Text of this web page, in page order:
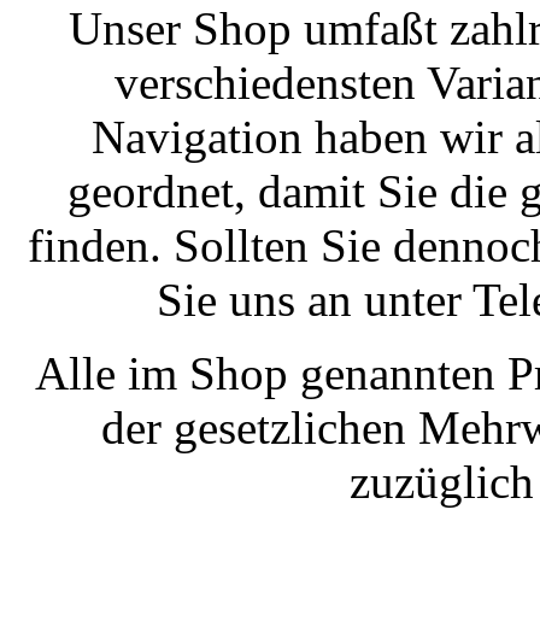
Unser Shop umfaßt
verschiedensten
Navigation haben wir
geordnet, damit Sie die
finden. Sollten Sie
Sie uns an unter
Alle im Shop genannten
der gesetzlichen